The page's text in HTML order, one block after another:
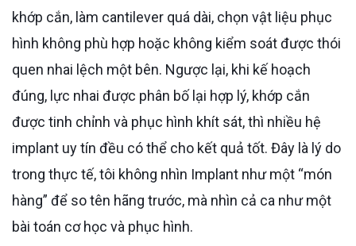
khớp cắn, làm cantilever quá dài, chọn vật liệu phục
hình không phù hợp hoặc không kiểm soát được thói
quen nhai lệch một bên. Ngược lại, khi kế hoạch
đúng, lực nhai được phân bố lại hợp lý, khớp cắn
được tinh chỉnh và phục hình khít sát, thì nhiều hệ
implant uy tín đều có thể cho kết quả tốt. Đây là lý do
trong thực tế, tôi không nhìn Implant như một “món
hàng” để so tên hãng trước, mà nhìn cả ca như một
bài toán cơ học và phục hình.